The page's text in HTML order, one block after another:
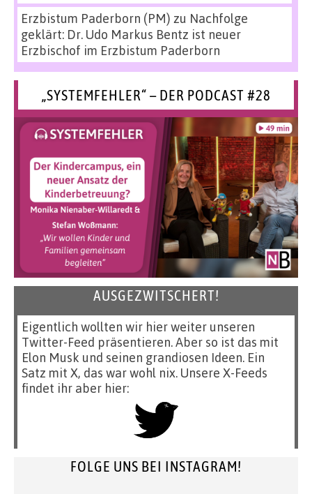
Erzbistum Paderborn (PM) zu Nachfolge
geklärt: Dr. Udo Markus Bentz ist neuer
Erzbischof im Erzbistum Paderborn
„SYSTEMFEHLER“ – DER PODCAST #28
AUSGEZWITSCHERT!
Eigentlich wollten wir hier weiter unseren
Twitter-Feed präsentieren. Aber so ist das mit
Elon Musk und seinen grandiosen Ideen. Ein
Satz mit X, das war wohl nix. Unsere X-Feeds
findet ihr aber hier:
FOLGE UNS BEI INSTAGRAM!